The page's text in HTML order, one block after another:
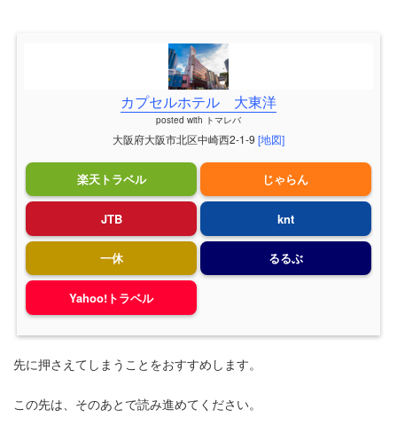
カプセルホテル 大東洋
posted with トマレバ
大阪府大阪市北区中崎西2-1-9 [地図]
楽天トラベル じゃらん
JTB knt
一休 るるぶ
Yahoo!トラベル
先に押さえてしまうことをおすすめします。
この先は、そのあとで読み進めてください。